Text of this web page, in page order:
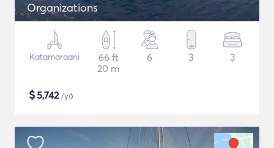
Organizations
Katamaraani
66 ft
20 m
6 3 3
$5,742/yö